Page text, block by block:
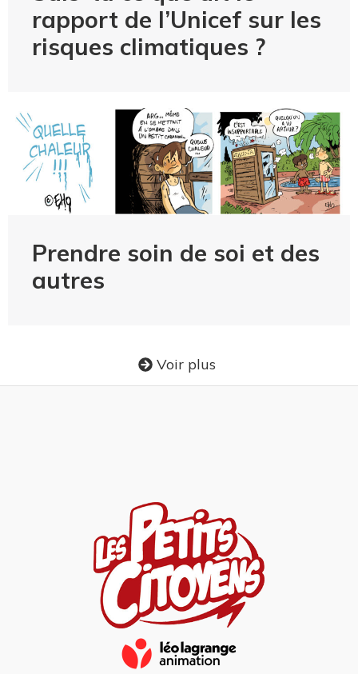
rapport de l’Unicef sur les
risques climatiques ?
Prendre soin de soi et des
autres
Voir plus